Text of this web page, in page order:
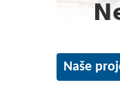
Naše